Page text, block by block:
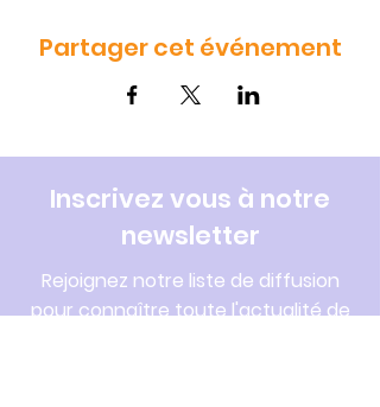
Partager cet événement
Inscrivez vous à notre
newsletter
Rejoignez notre liste de diffusion
pour connaître toute l'actualité de